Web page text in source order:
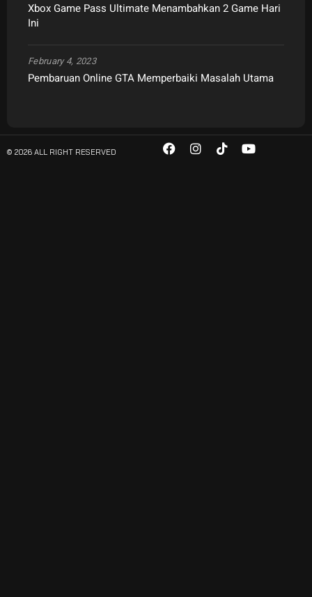
Xbox Game Pass Ultimate Menambahkan 2 Game Hari
Ini
Pembaruan Online GTA Memperbaiki Masalah Utama
February 4, 2023
© 2026 ALL RIGHT RESERVED